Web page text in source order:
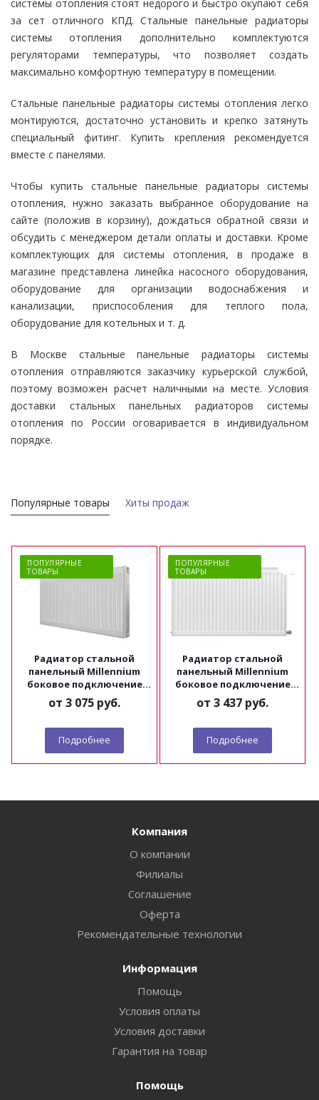
системы отопления стоят недорого и быстро окупают себя
за сет отличного КПД. Стальные панельные радиаторы
системы отопления дополнительно комплектуются
регуляторами температуры, что позволяет создать
максимально комфортную температуру в помещении.
Стальные панельные радиаторы системы отопления легко
монтируются, достаточно установить и крепко затянуть
специальный фитинг. Купить крепления рекомендуется
вместе с панелями.
Чтобы купить стальные панельные радиаторы системы
отопления, нужно заказать выбранное оборудование на
сайте (положив в корзину), дождаться обратной связи и
обсудить с менеджером детали оплаты и доставки. Кроме
комплектующих для системы отопления, в продаже в
магазине представлена линейка насосного оборудования,
оборудование для организации водоснабжения и
канализации, приспособления для теплого пола,
оборудование для котельных и т. д.
В Москве стальные панельные радиаторы системы
отопления отправляются заказчику курьерской службой,
поэтому возможен расчет наличными на месте. Условия
доставки стальных панельных радиаторов системы
отопления по России оговаривается в индивидуальном
порядке.
Популярные товары Хиты продаж
ПОПУЛЯРНЫЕ
ТОВАРЫ
Радиатор стальной
панельный Millennium
боковое подключение
ТИП 22 высота 300
от 3 075 руб.
Подробнее
ПОПУЛЯРНЫЕ
ТОВАРЫ
Радиатор стальной
панельный Millennium
боковое подключение
ТИП 22 высота 500
от 3 437 руб.
Подробнее
Компания
О компании
Филиалы
Соглашение
Оферта
Рекомендательные технологии
Информация
Помощь
Условия оплаты
Условия доставки
Гарантия на товар
Помощь